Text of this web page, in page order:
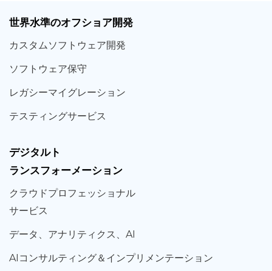
世界水準のオフショア開発
カスタムソフトウェア開発
ソフト ウェア保守
レガシーマイグレーション
テスティングサービス
デジタルト
ランスフォーメーション
クラウドプロフェッショナル
サービス
データ、 アナリティクス、 AI
AIコンサルティング＆ インプリメンテーション